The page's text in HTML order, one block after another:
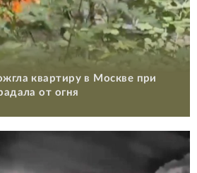
квартиру в Москве при
от огня